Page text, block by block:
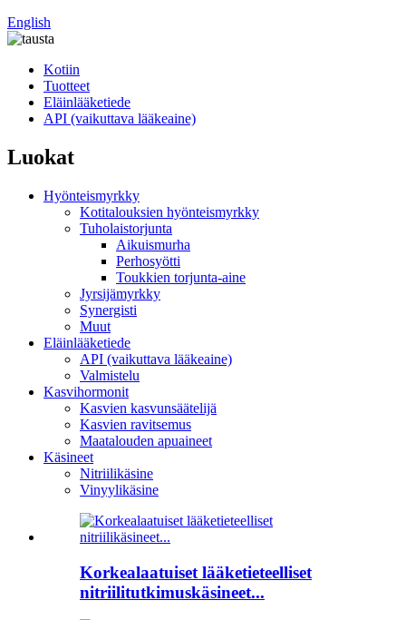
English
Kotiin
Tuotteet
Eläinlääketiede
API (vaikuttava lääkeaine)
Luokat
Hyönteismyrkky
Kotitalouksien hyönteismyrkky
Tuholaistorjunta
Aikuismurha
Perhosyötti
Toukkien torjunta-aine
Jyrsijämyrkky
Synergisti
Muut
Eläinlääketiede
API (vaikuttava lääkeaine)
Valmistelu
Kasvihormonit
Kasvien kasvunsäätelijä
Kasvien ravitsemus
Maatalouden apuaineet
Käsineet
Nitriilikäsine
Vinyylikäsine
Korkealaatuiset lääketieteelliset
nitriilitutkimuskäsineet...